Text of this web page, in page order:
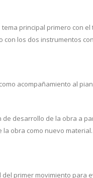
principal primero con
los dos instrumentos
acompañamiento al
desarrollo de la obra a
obra como nuevo material.
primer movimiento para